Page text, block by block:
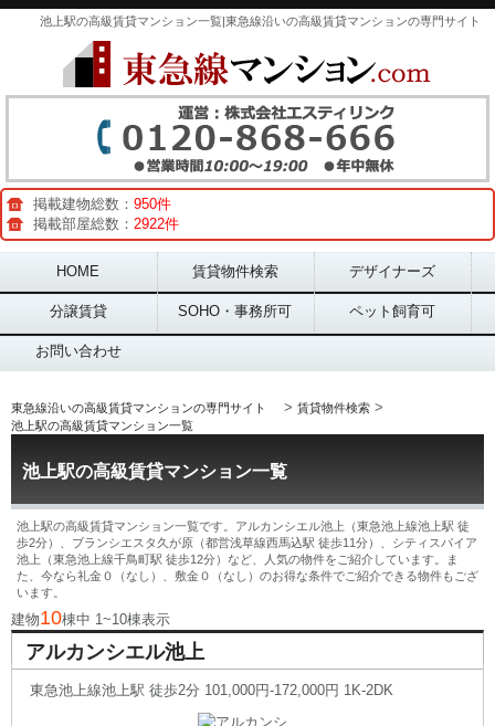
池上駅の高級賃貸マンション一覧|東急線沿いの高級賃貸マンションの専門サイト
掲載建物総数： 950件
掲載部屋総数： 2922件
Main menu
HOME 賃貸物件検索 デザイナーズ
分譲賃貸 SOHO・事務所可 ペット飼育可
お問い合わせ
東急線沿いの高級賃貸マンションの専門サイト > 賃貸物件検索 >
池上駅の高級賃貸マンション一覧
池上駅の高級賃貸マンション一覧
池上駅の高級賃貸マンション一覧です。アルカンシエル池上（東急池上線池上駅 徒
歩2分）、ブランシエスタ久が原（都営浅草線西馬込駅 徒歩11分）、シティスパイア
池上（東急池上線千鳥町駅 徒歩12分）など、人気の物件をご紹介しています。ま
た、今なら礼金０（なし）、敷金０（なし）のお得な条件でご紹介できる物件もござ
います。
建物10棟中 1~10棟表示
アルカンシエル池上
東急池上線池上駅 徒歩2分 101,000円-172,000円 1K-2DK